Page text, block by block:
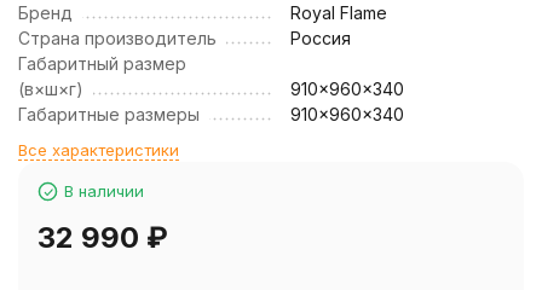
Бренд
Royal Flame
Страна производитель
Россия
Габаритный размер
(в×ш×г)
910x960x340
Габаритные размеры
910x960x340
Все характеристики
В наличии
32 990 ₽